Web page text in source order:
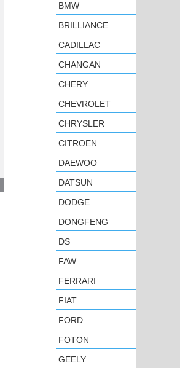
BMW
BRILLIANCE
CADILLAC
CHANGAN
CHERY
CHEVROLET
CHRYSLER
CITROEN
DAEWOO
DATSUN
DODGE
DONGFENG
DS
FAW
FERRARI
FIAT
FORD
FOTON
GEELY